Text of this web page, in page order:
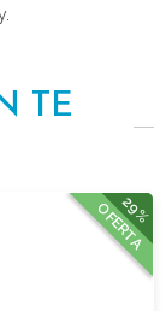
TE
29%
OFERTA